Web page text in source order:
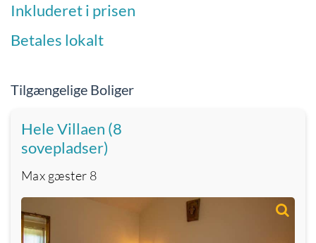
Inkluderet i prisen
Betales lokalt
Tilgængelige Boliger
Hele Villaen (8
sovepladser)
Max gæster 8